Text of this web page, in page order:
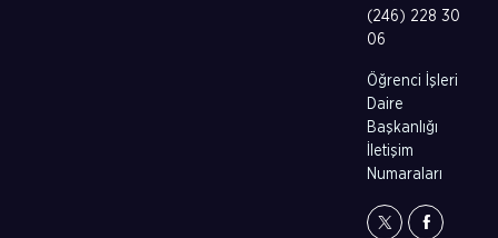
(246) 228 30
06
Öğrenci İşleri
Daire
Başkanlığı
İletişim
Numaraları